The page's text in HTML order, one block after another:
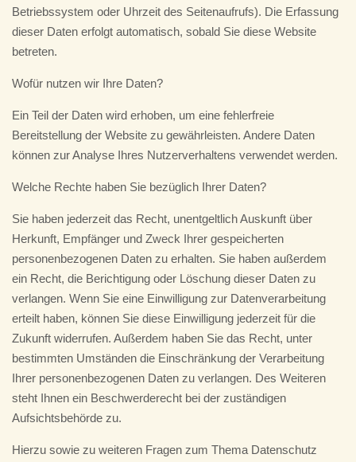
Betriebssystem oder Uhrzeit des Seitenaufrufs). Die Erfassung
dieser Daten erfolgt automatisch, sobald Sie diese Website
betreten.
Wofür nutzen wir Ihre Daten?
Ein Teil der Daten wird erhoben, um eine fehlerfreie
Bereitstellung der Website zu gewährleisten. Andere Daten
können zur Analyse Ihres Nutzerverhaltens verwendet werden.
Welche Rechte haben Sie bezüglich Ihrer Daten?
Sie haben jederzeit das Recht, unentgeltlich Auskunft über
Herkunft, Empfänger und Zweck Ihrer gespeicherten
personenbezogenen Daten zu erhalten. Sie haben außerdem
ein Recht, die Berichtigung oder Löschung dieser Daten zu
verlangen. Wenn Sie eine Einwilligung zur Datenverarbeitung
erteilt haben, können Sie diese Einwilligung jederzeit für die
Zukunft widerrufen. Außerdem haben Sie das Recht, unter
bestimmten Umständen die Einschränkung der Verarbeitung
Ihrer personenbezogenen Daten zu verlangen. Des Weiteren
steht Ihnen ein Beschwerderecht bei der zuständigen
Aufsichtsbehörde zu.
Hierzu sowie zu weiteren Fragen zum Thema Datenschutz